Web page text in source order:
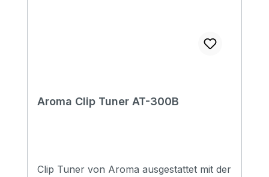
Aroma Clip Tuner AT-300B
Clip Tuner von Aroma ausgestattet mit der